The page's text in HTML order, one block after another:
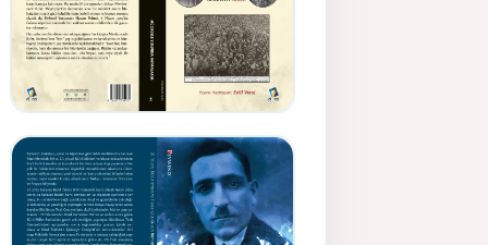
Gazeteci, Yazar, Hukukçu ve
Siyasetçi Kimliğiyle
Mevlanzade Rıfat - Seîd
Veroj